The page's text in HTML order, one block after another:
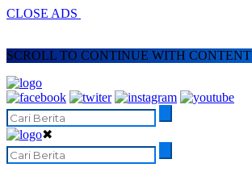
CLOSE ADS
SCROLL TO CONTINUE WITH CONTENT
✖